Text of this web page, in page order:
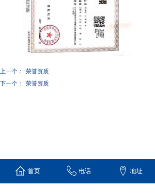
上一个：
荣誉资质
下一个：
荣誉资质
首页 电话 地址